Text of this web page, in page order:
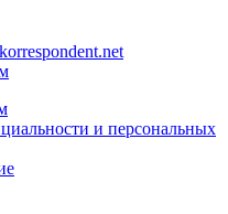
и персональных